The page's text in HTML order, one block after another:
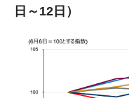
日～12日）